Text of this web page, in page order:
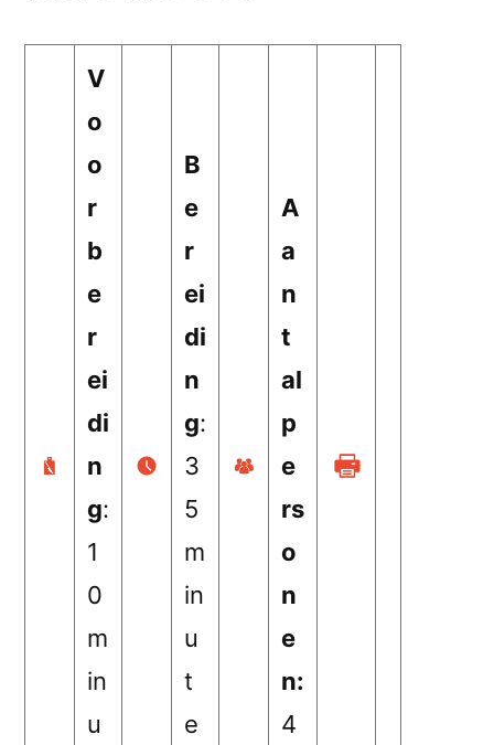
V
o
o
r
b
e
r
ei
di
n
g:
1
0
m
in
u
B
e
r
ei
di
n
g:
3
5
m
in
u
t
e
A
a
n
t
al
p
e
rs
o
n
e
n:
4